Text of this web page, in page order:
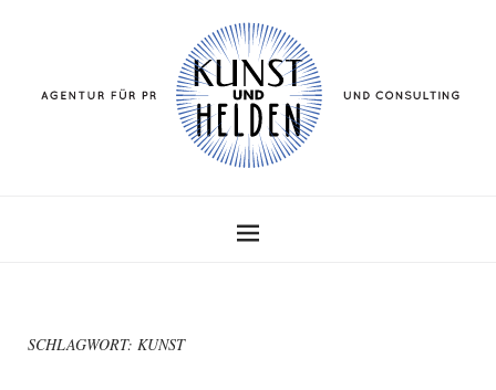
SCHLAGWORT: KUNST